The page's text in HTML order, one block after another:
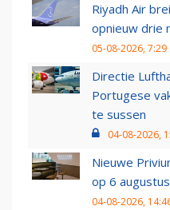
Riyadh Air
opnieuw drie
05-08-2026, 7:29
Directie
Portugese
te sussen
04-08-2026,
Nieuwe
op 6
04-08-2026,